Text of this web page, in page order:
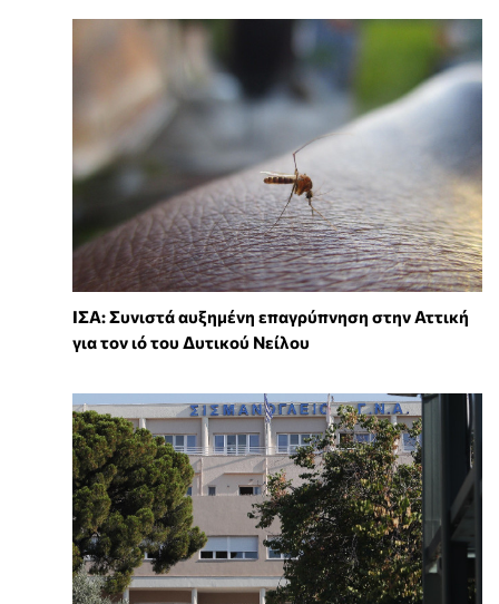
ΙΣΑ: Συνιστά αυξημένη επαγρύπνηση στην Αττική
για τον ιό του Δυτικού Νείλου